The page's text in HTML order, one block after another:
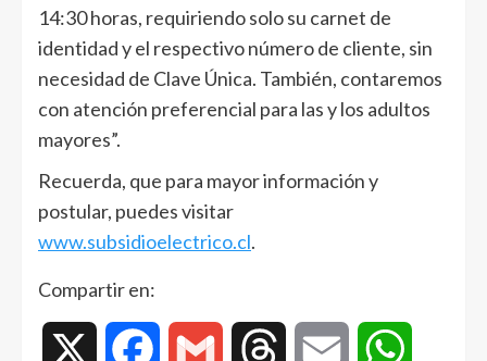
14:30 horas, requiriendo solo su carnet de
identidad y el respectivo número de cliente, sin
necesidad de Clave Única. También, contaremos
con atención preferencial para las y los adultos
mayores”.
Recuerda, que para mayor información y
postular, puedes visitar
www.subsidioelectrico.cl.
Compartir en:
Facebook Gmail Threads Email